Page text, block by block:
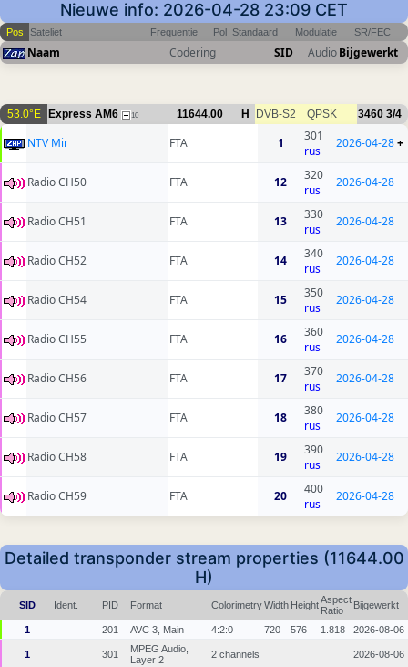
Nieuwe info: 2026-04-28 23:09 CET
Pos Sateliet Frequentie Pol Standaard Modulatie SR/FEC
Naam Codering SID AudioBijgewerkt
53.0°E Express AM6 10 11644.00 H DVB-S2 QPSK 3460 3/4
NTV Mir FTA 1
301
rus
2026-04-28+
Radio CH50 FTA 12
320
rus
2026-04-28
Radio CH51 FTA 13
330
rus
2026-04-28
Radio CH52 FTA 14
340
rus
2026-04-28
Radio CH54 FTA 15
350
rus
2026-04-28
Radio CH55 FTA 16
360
rus
2026-04-28
Radio CH56 FTA 17
370
rus
2026-04-28
Radio CH57 FTA 18
380
rus
2026-04-28
Radio CH58 FTA 19
390
rus
2026-04-28
Radio CH59 FTA 20
400
rus
2026-04-28
Detailed transponder stream properties (11644.00
H)
SID Ident. PID Format ColorimetryWidth HeightAspect
Ratio
Bijgewerkt
1 201 AVC 3, Main 4:2:0 720 576 1.818 2026-08-06
1 301
MPEG Audio,
Layer 2
2 channels 2026-08-06